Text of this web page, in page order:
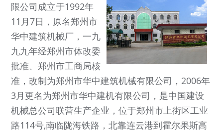
限公司成立于1992年
11月7日，原名郑州市
华中建筑机械厂，一九
九九年经郑州市体改委
批准、郑州市工商局核
准，改制为郑州市华中建筑机械有限公司，2006年
3月更名为郑州市华中建机有限公司，是中国建设
机械总公司联营生产企业，位于郑州市上街区工业
路114号,南临陇海铁路，北靠连云港到霍尔果斯高